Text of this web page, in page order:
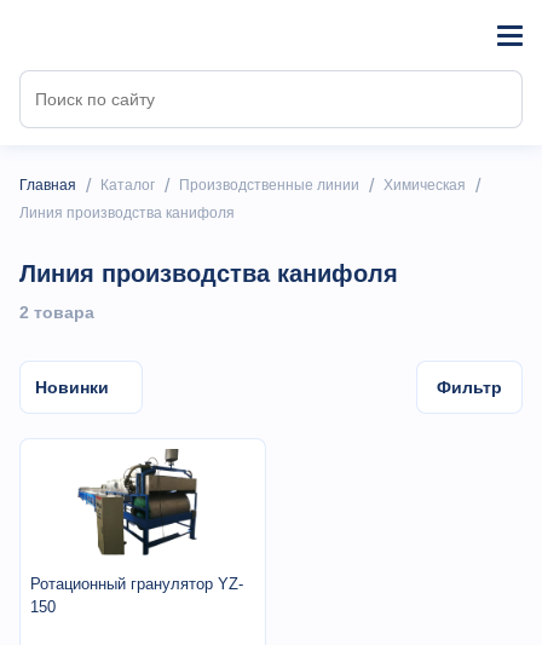
Главная / Каталог / Производственные линии / Химическая /
Линия производства канифоля
Линия производства канифоля
2 товарa
Новинки Фильтр
Ротационный гранулятор YZ-
150